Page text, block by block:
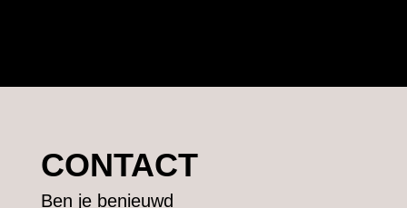
CONTACT
Ben je benieuwd